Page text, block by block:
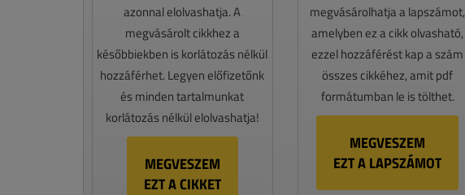
azonnal elolvashatja. A
megvásárolt cikkhez a
későbbiekben is korlátozás nélkül
hozzáférhet. Legyen előfizetőnk
és minden tartalmunkat
korlátozás nélkül elolvashatja!
MEGVESZEM
EZT A CIKKET
megvásárolhatja a lapszámot,
amelyben ez a cikk olvasható,
ezzel hozzáférést kap a szám
összes cikkéhez, amit pdf
formátumban le is tölthet.
MEGVESZEM
EZT A LAPSZÁMOT